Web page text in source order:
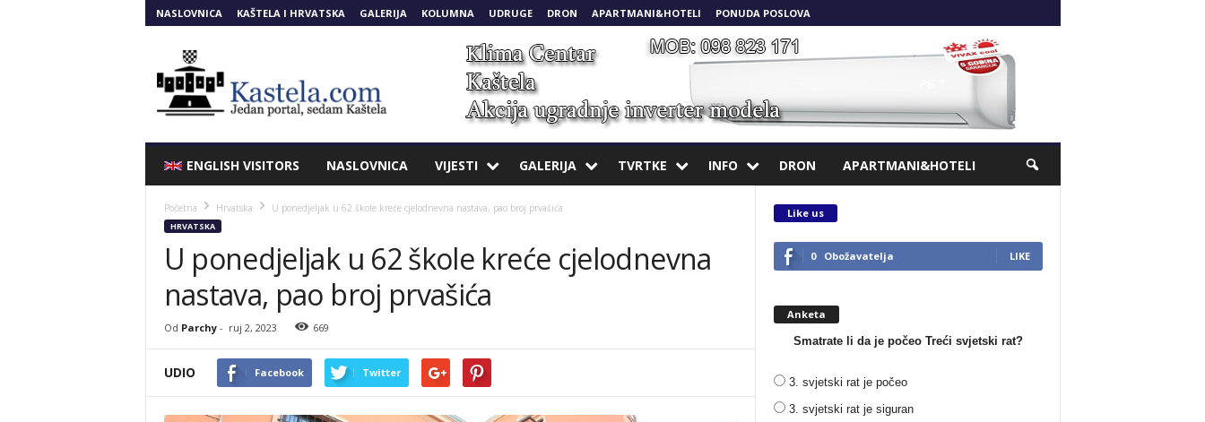
NASLOVNICA KAŠTELA I HRVATSKA GALERIJA KOLUMNA UDRUGE DRON APARTMANI&HOTELI PONUDA POSLOVA
ENGLISH VISITORS NASLOVNICA VIJESTI GALERIJA TVRTKE INFO DRON APARTMANI&HOTELI
Početna Hrvatska U ponedjeljak u 62 škole kreće cjelodnevna nastava, pao broj prvašića
HRVATSKA
U ponedjeljak u 62 škole kreće cjelodnevna
nastava, pao broj prvašića
Od Parchy- ruj 2, 2023 669
UDIO Facebook Twitter
Like us
0 Obožavatelja LIKE
Anketa
Smatrate li da je počeo Treći svjetski rat?
3. svjetski rat je počeo
3. svjetski rat je siguran